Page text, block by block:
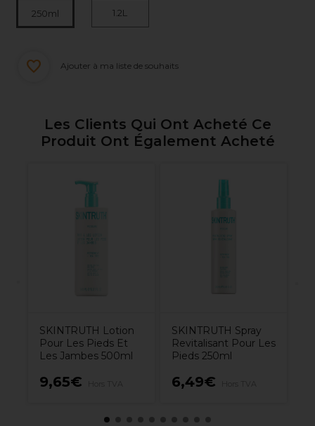
250ml 1.2L
Ajouter à ma liste de souhaits
Les Clients Qui Ont Acheté Ce
Produit Ont Également Acheté
SKINTRUTH Lotion
Pour Les Pieds Et
Les Jambes 500ml
9,65€
SKINTRUTH Spray
Revitalisant Pour Les
Pieds 250ml
6,49€